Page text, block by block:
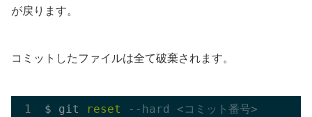
が戻ります。
コミットしたファイルは全て破棄されます。
$ git reset --hard <コミット番号>